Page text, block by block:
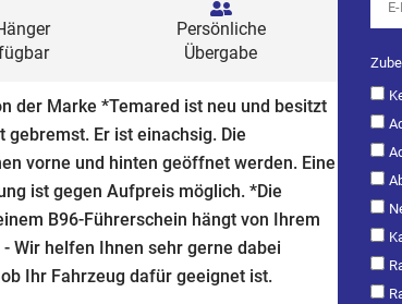
Persönliche
Übergabe
der Marke *Temared ist neu und besitzt
gebremst. Er ist einachsig. Die
vorne und hinten geöffnet werden. Eine
ist gegen Aufpreis möglich. *Die
B96-Führerschein hängt von Ihrem
Wir helfen Ihnen sehr gerne dabei
Ihr Fahrzeug dafür geeignet ist.